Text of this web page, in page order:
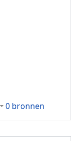
0 bronnen